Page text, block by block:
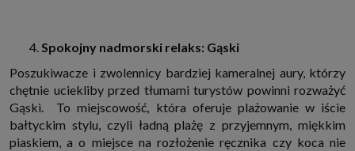
Spokojny nadmorski relaks: Gąski
Poszukiwacze i zwolennicy bardziej kameralnej aury, którzy
chętnie uciekliby przed tłumami turystów powinni rozważyć
Gąski. To miejscowość, która oferuje plażowanie w iście
bałtyckim stylu, czyli ładną plażę z przyjemnym, miękkim
piaskiem, a o miejsce na rozłożenie ręcznika czy koca nie